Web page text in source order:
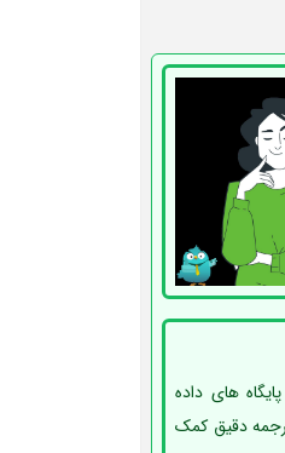
های داده
دقیق کمک